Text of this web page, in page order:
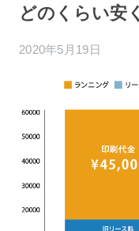
どのくらい安
2020年5月19日